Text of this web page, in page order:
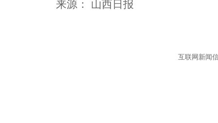
互联网新闻